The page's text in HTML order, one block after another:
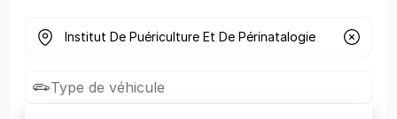
Où cherchez-vous un parking ?
Type de véhicule